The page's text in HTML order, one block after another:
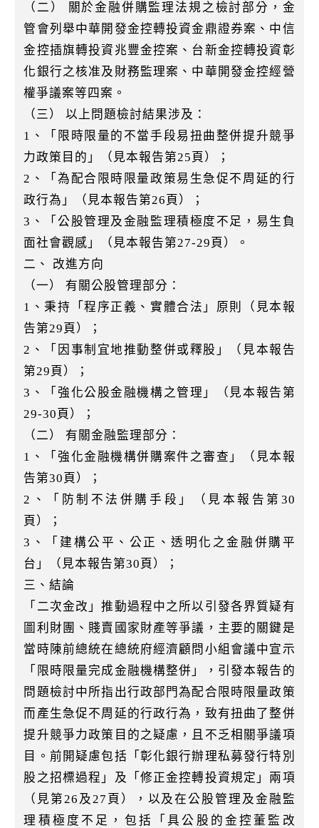
（二） 關於金融併購監理法規之檢討部分，金
管會列舉中華開發金控轉投資金鼎證券案、中信
金控插旗轉投資兆豐金控案、台新金控轉投資彰
化銀行之核准及財務監理案、中華開發金控經營
權爭議案等四案。
（三） 以上問題檢討結果涉及：
1、「限時限量的不當手段易扭曲整併提升競爭
力政策目的」（見本報告第25頁）；
2、「為配合限時限量政策易生急促不周延的行
政行為」（見本報告第26頁）；
3、「公股管理及金融監理積極度不足，易生負
面社會觀感」（見本報告第27-29頁）。
二、 改進方向
（一） 有關公股管理部分：
1、秉持「程序正義、實體合法」原則（見本報
告第29頁）；
2、「因事制宜地推動整併或釋股」（見本報告
第29頁）；
3、「強化公股金融機構之管理」（見本報告第
29-30頁）；
（二） 有關金融監理部分：
1、「強化金融機構併購案件之審查」（見本報
告第30頁）；
2、「防制不法併購手段」（見本報告第30
頁）；
3、「建構公平、公正、透明化之金融併購平
台」（見本報告第30頁）；
三、結論
「二次金改」推動過程中之所以引發各界質疑有
圖利財團、賤賣國家財產等爭議，主要的關鍵是
當時陳前總統在總統府經濟顧問小組會議中宣示
「限時限量完成金融機構整併」，引發本報告的
問題檢討中所指出行政部門為配合限時限量政策
而產生急促不周延的行政行為，致有扭曲了整併
提升競爭力政策目的之疑慮，且不乏相關爭議項
目。前開疑慮包括「彰化銀行辦理私募發行特別
股之招標過程」及「修正金控轉投資規定」兩項
（見第26及27頁），以及在公股管理及金融監
理積極度不足，包括「具公股的金控董監改